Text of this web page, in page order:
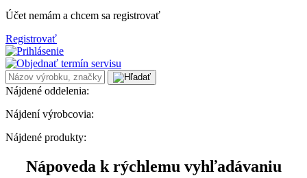
Účet nemám a chcem sa registrovať
Registrovať
Nájdené oddelenia:
Nájdení výrobcovia:
Nájdené produkty:
Nápoveda k rýchlemu vyhľadávaniu